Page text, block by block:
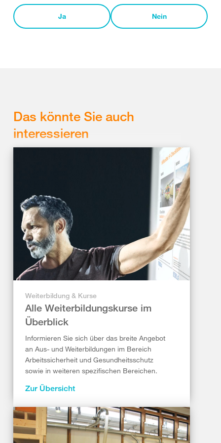
Ja Nein
Das könnte Sie auch
interessieren
Weiterbildung & Kurse
Alle Weiterbildungskurse im
Überblick
Informieren Sie sich über das breite Angebot
an Aus- und Weiterbildungen im Bereich
Arbeitssicherheit und Gesundheitsschutz
sowie in weiteren spezifischen Bereichen.
Zur Übersicht